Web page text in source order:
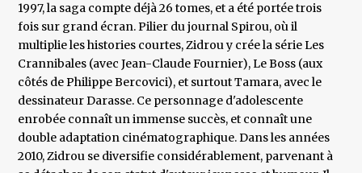
1997, la saga compte déjà 26 tomes, et a été portée trois
fois sur grand écran. Pilier du journal Spirou, où il
multiplie les histories courtes, Zidrou y crée la série Les
Crannibales (avec Jean-Claude Fournier), Le Boss (aux
côtés de Philippe Bercovici), et surtout Tamara, avec le
dessinateur Darasse. Ce personnage d'adolescente
enrobée connaît un immense succès, et connaît une
double adaptation cinématographique. Dans les années
2010, Zidrou se diversifie considérablement, parvenant à